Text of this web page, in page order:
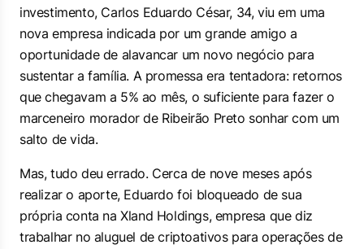
investimento, Carlos Eduardo César, 34, viu em uma
nova empresa indicada por um grande amigo a
oportunidade de alavancar um novo negócio para
sustentar a família. A promessa era tentadora: retornos
que chegavam a 5% ao mês, o suficiente para fazer o
marceneiro morador de Ribeirão Preto sonhar com um
salto de vida.
Mas, tudo deu errado. Cerca de nove meses após
realizar o aporte, Eduardo foi bloqueado de sua
própria conta na Xland Holdings, empresa que diz
trabalhar no aluguel de criptoativos para operações de